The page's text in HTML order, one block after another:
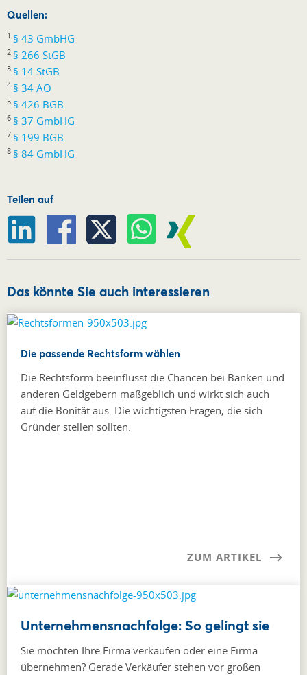
Quellen:
1 § 43 GmbHG
2 § 266 StGB
3 § 14 StGB
4 § 34 AO
5 § 426 BGB
6 § 37 GmbHG
7 § 199 BGB
8 § 84 GmbHG
Teilen auf
Das könnte Sie auch interessieren
Die passende Rechtsform wählen
Die Rechtsform beeinflusst die Chancen bei Banken und
anderen Geldgebern maßgeblich und wirkt sich auch
auf die Bonität aus. Die wichtigsten Fragen, die sich
Gründer stellen sollten.
ZUM ARTIKEL
Unternehmensnachfolge: So gelingt sie
Sie möchten Ihre Firma verkaufen oder eine Firma
übernehmen? Gerade Verkäufer stehen vor großen